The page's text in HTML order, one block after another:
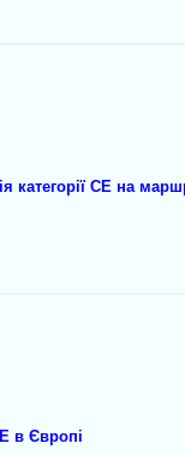
категорії CE на
в Європі